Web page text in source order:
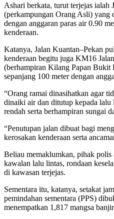
Ashari berkata, turut terjejas
(perkampungan Orang Asli) yang
dengan anggaran paras air 0.90
kenderaan.
Katanya, Jalan Kuantan–Pekan
kenderaan begitu juga KM16
(berhampiran Kilang Papan
sepanjang 100 meter dengan
“Orang ramai dinasihatkan agar
dinaiki air dan ditutup kepada lalu
rendah serta berhampiran sungai
“Penutupan jalan dibuat bagi
kerosakan kenderaan serta
Beliau memaklumkan, pihak polis
kawalan lalu lintas, rondaan
di kawasan terjejas.
Sementara itu, katanya, setakat
pemindahan sementara (PPS)
menempatkan 1,817 mangsa